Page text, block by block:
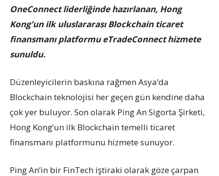
OneConnect liderliğinde hazırlanan, Hong
Kong’un ilk uluslararası Blockchain ticaret
finansmanı platformu eTradeConnect hizmete
sunuldu.
Düzenleyicilerin baskına rağmen Asya’da
Blockchain teknolojisi her geçen gün kendine daha
çok yer buluyor. Son olarak Ping An Sigorta Şirketi,
Hong Kong’un ilk Blockchain temelli ticaret
finansmanı platformunu hizmete sunuyor.
Ping An’in bir FinTech iştiraki olarak göze çarpan